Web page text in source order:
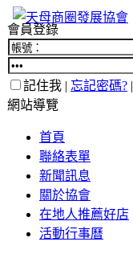
會員登錄
記住我 | 忘記密碼? |
網站導覽
首頁
聯絡表單
新聞訊息
關於協會
在地人推薦好店
活動行事曆